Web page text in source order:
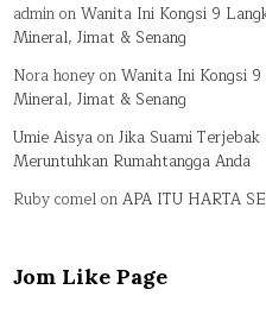
adminonWanita Ini Kongsi 9
Mineral, Jimat & Senang
Nora honeyonWanita Ini Kongsi
Mineral, Jimat & Senang
Umie AisyaonJika Suami
Meruntuhkan Rumahtangga Anda
Ruby comelonAPA ITU HARTA
Jom Like Page